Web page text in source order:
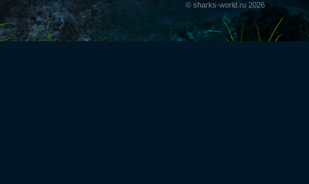
© sharks-world.ru 2026